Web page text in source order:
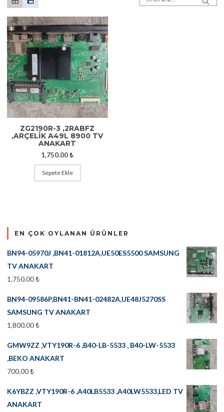
ZG2190R-3 ,2RABFZ
,ARÇELIK A49L 8900 TV
ANAKART
1,750.00₺
Sepete Ekle
EN ÇOK OYLANAN ÜRÜNLER
BN94-05970J ,BN41-01812A,UE50ES5500 SAMSUNG
TV ANAKART
1,750.00₺
BN94-09586P,BN41-BN41-02482A,UE48J5270SS
SAMSUNG TV ANAKART
1,800.00₺
GMW9ZZ ,VTY190R-6 ,B40-LB-5533 , B40-LW-5533
,BEKO ANAKART
700.00₺
K6YBZZ ,VTY190R-6 ,A40LB5533 ,A40LW5533,LED TV
ANAKART